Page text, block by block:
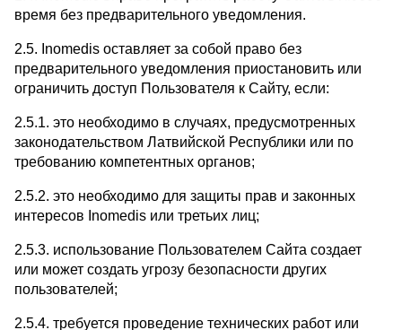
время без предварительного уведомления.
2.5. Inomedis оставляет за собой право без
предварительного уведомления приостановить или
ограничить доступ Пользователя к Сайту, если:
2.5.1. это необходимо в случаях, предусмотренных
законодательством Латвийской Республики или по
требованию компетентных органов;
2.5.2. это необходимо для защиты прав и законных
интересов Inomedis или третьих лиц;
2.5.3. использование Пользователем Сайта создает
или может создать угрозу безопасности других
пользователей;
2.5.4. требуется проведение технических работ или